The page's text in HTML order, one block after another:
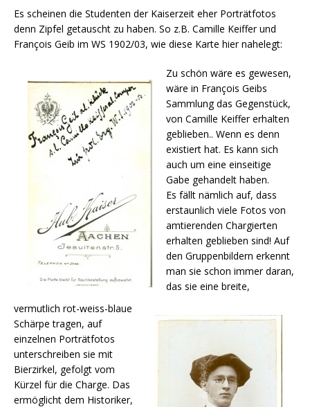
Es scheinen die Studenten der Kaiserzeit eher Porträtfotos
denn Zipfel getauscht zu haben. So z.B. Camille Keiffer und
François Geib im WS 1902/03, wie diese Karte hier nahelegt:
Zu schön wäre es gewesen,
wäre in François Geibs
Sammlung das Gegenstück,
von Camille Keiffer erhalten
geblieben.. Wenn es denn
existiert hat. Es kann sich
auch um eine einseitige
Gabe gehandelt haben.
Es fällt nämlich auf, dass
erstaunlich viele Fotos von
amtierenden Chargierten
erhalten geblieben sind! Auf
den Gruppenbildern erkennt
man sie schon immer daran,
das sie eine breite,
vermutlich rot-weiss-blaue
Schärpe tragen, auf
einzelnen Porträtfotos
unterschreiben sie mit
Bierzirkel, gefolgt vom
Kürzel für die Charge. Das
ermöglicht dem Historiker,